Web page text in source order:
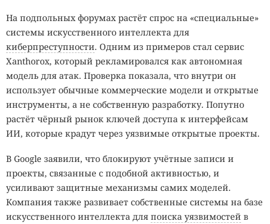
На подпольных форумах растёт спрос на «специальные»
системы искусственного интеллекта для
киберпреступности. Одним из примеров стал сервис
Xanthorox, который рекламировался как автономная
модель для атак. Проверка показала, что внутри он
использует обычные коммерческие модели и открытые
инструменты, а не собственную разработку. Попутно
растёт чёрный рынок ключей доступа к интерфейсам
ИИ, которые крадут через уязвимые открытые проекты.
В Google заявили, что блокируют учётные записи и
проекты, связанные с подобной активностью, и
усиливают защитные механизмы самих моделей.
Компания также развивает собственные системы на базе
искусственного интеллекта для поиска уязвимостей в